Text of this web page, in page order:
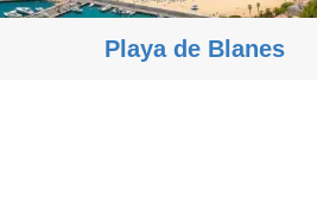
Playa de Blanes